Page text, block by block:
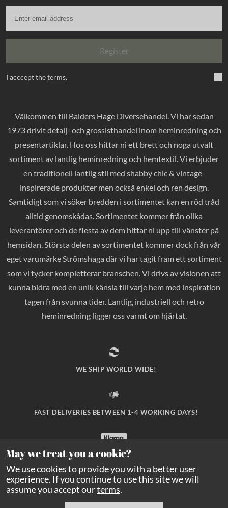
Register
I acccept theterms.
Välkommen till Balders Hage Diversehandel. Vi har sedan
1973 drivit detalj- och grossisthandel inom heminredning och
presentartiklar. Hos oss hittar ni ett brett och noga utvalt
sortiment av lantlig heminredning och hemtextil. Vi erbjuder
en traditionell lantlig stil med shabby chic & vintage-
inspirerade produkter men också enkel och ren design.
Samtidigt som vi söker bredden i sortimentet kan en röd tråd
alltid genomskådas. Sortimentet kommer från olika
leverantörer och de flesta av dem hittar ni upp till vänster på
hemsidan. Största delen av sortimentet kommer dock från vår
eget varumärke Strömshaga där vi har tagit fram ett sortiment
som vi tycker kompletterar branschen. Vi drivs av visionen att
kunna bidra med en unik känsla till varje hem med inspiration
tagen från svunna tider. Lantlig, industriell och retro
heminredning ligger oss varmt om hjärtat.
WE SHIP WORLD WIDE!
FAST DELIVERIES BETWEEN 1-4 WORKING DAYS!
SAFE PAYMENT WITH KLARNA CHECKOUT!
May we treat you a cookie?
We use cookies to provide you with a better user
experience. If you continue to use this site we will
assume you accept ourterms.